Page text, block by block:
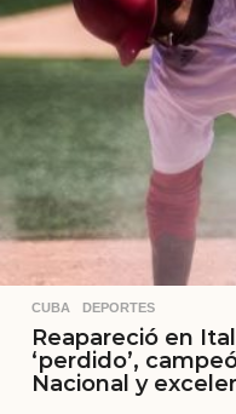
CUBA ,DEPORTES
Reapareció en
‘perdido’,
Nacional y